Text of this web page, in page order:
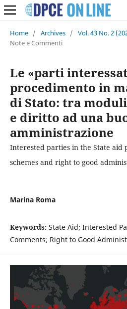
Home / Archives / Vol. 43 No. 2
Note e Commenti
Le «parti
procedimento in
di Stato: tra
e diritto ad una
amministrazione
Interested parties in the State
schemes and right to good
Marina Roma
Keywords: State Aid; Interested
Comments; Right to Good